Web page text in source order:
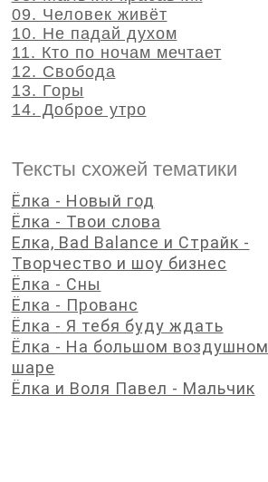
09. Человек живёт
10. Не падай духом
11. Кто по ночам мечтает
12. Свобода
13. Горы
14. Доброе утро
Тексты схожей тематики
Ёлка - Новый год
Ёлка - Твои слова
Елка, Bad Balance и Страйк -
Творчество и шоу бизнес
Ёлка - Сны
Ёлка - Прованс
Ёлка - Я тебя буду ждать
Ёлка - На большом воздушном
шаре
Ёлка и Воля Павел - Мальчик